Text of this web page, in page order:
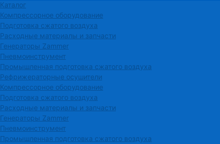
Каталог
Компрессорное оборудование
Подготовка сжатого воздуха
Расходные материалы и запчасти
Генераторы Zammer
Пневмоинструмент
Промышленная подготовка сжатого воздуха
Рефрижераторные осушители
Компрессорное оборудование
Подготовка сжатого воздуха
Расходные материалы и запчасти
Генераторы Zammer
Пневмоинструмент
Промышленная подготовка сжатого воздуха